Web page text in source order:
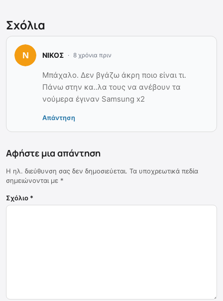
Σχόλια
ΝΙΚΟΣ 8 χρόνια πριν
Μπάχαλο. Δεν βγάζω άκρη ποιο είναι τι.
Πάνω στην κα..λα τους να ανέβουν τα
νούμερα έγιναν Samsung x2
Απάντηση
Αφήστε μια απάντηση
Η ηλ. διεύθυνση σας δεν δημοσιεύεται. Τα υποχρεωτικά πεδία
σημειώνονται με *
Σχόλιο *